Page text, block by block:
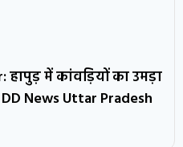
हापुड़ में कांवड़ियों का उमड़ा
News Uttar Pradesh